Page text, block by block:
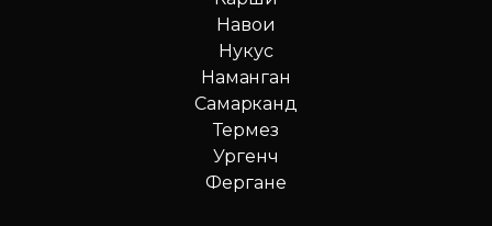
Навои
Нукус
Наманган
Самарканд
Термез
Ургенч
Фергане